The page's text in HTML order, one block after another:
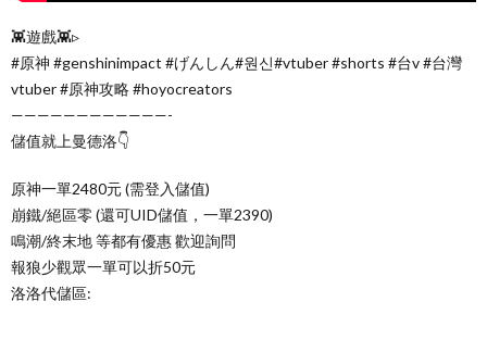
👾遊戲👾▹
#原神 #genshinimpact #げんしん#원신#vtuber #shorts #台v #台灣
vtuber #原神攻略 #hoyocreators
————————————-
儲值就上曼德洛👇
原神一單2480元 (需登入儲值)
崩鐵/絕區零 (還可UID儲值，一單2390)
鳴潮/終末地 等都有優惠 歡迎詢問
報狼少觀眾一單可以折50元
洛洛代儲區: